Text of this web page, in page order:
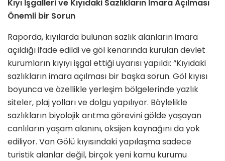
Kıyı İşgalleri ve Kıyıdaki Sazlıkların İmara Açılması
Önemli bir Sorun
Raporda, kıyılarda bulunan sazlık alanların imara
açıldığı ifade edildi ve göl kenarında kurulan devlet
kurumların kıyıyı işgal ettiği uyarısı yapıldı: “Kıyıdaki
sazlıkların imara açılması bir başka sorun. Göl kıyısı
boyunca ve özellikle yerleşim bölgelerinde yazlık
siteler, plaj yolları ve dolgu yapılıyor. Böylelikle
sazlıkların biyolojik arıtma görevini gölde yaşayan
canlıların yaşam alanını, oksijen kaynağını da yok
ediliyor. Van Gölü kıyısındaki yapılaşma sadece
turistik alanlar değil, birçok yeni kamu kurumu